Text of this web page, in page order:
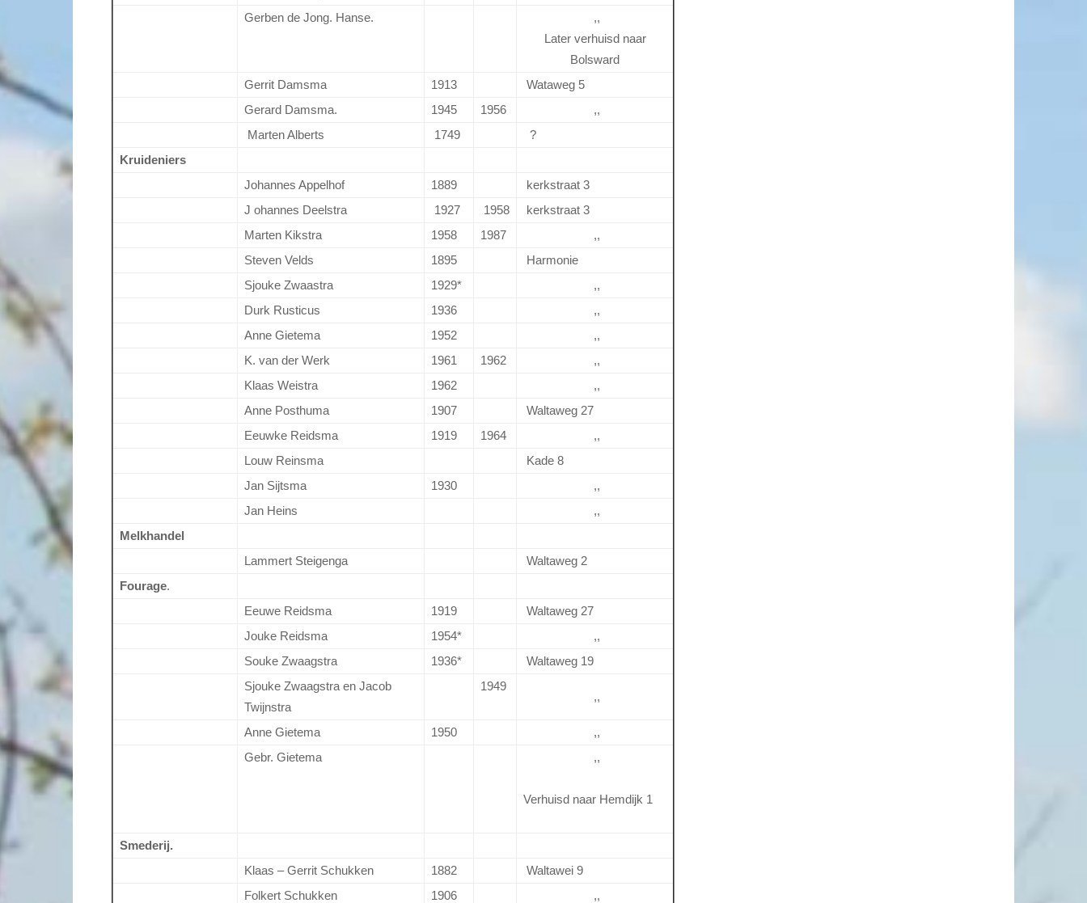
Gerben de Jong. Hanse.
,,
Later verhuisd naar
Bolsward
Gerrit Damsma
1913
Wataweg 5
Gerard Damsma.
1945 1956
,,
Marten Alberts
1749
?
Kruideniers
Johannes Appelhof
1889
kerkstraat 3
J ohannes Deelstra
1927 1958
kerkstraat 3
Marten Kikstra
1958 1987
,,
Steven Velds
1895
Harmonie
Sjouke Zwaastra
1929*
,,
Durk Rusticus
1936
,,
Anne Gietema
1952
,,
K. van der Werk
1961 1962
,,
Klaas Weistra
1962
,,
Anne Posthuma
1907
Waltaweg 27
Eeuwke Reidsma
1919 1964
,,
Louw Reinsma
Kade 8
Jan Sijtsma
1930
,,
Jan Heins
,,
Melkhandel
Lammert Steigenga
Waltaweg 2
Fourage.
Eeuwe Reidsma
1919
Waltaweg 27
Jouke Reidsma
1954*
,,
Souke Zwaagstra
1936*
Waltaweg 19
Sjouke Zwaagstra en Jacob
Twijnstra
1949
,,
Anne Gietema 1950
,,
Gebr. Gietema
,,
Verhuisd naar Hemdijk 1
Smederij.
Klaas – Gerrit Schukken
1882
Waltawei 9
Folkert Schukken
1906
,,